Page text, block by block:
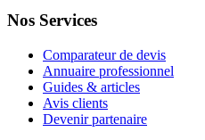
Nos Services
Comparateur de devis
Annuaire professionnel
Guides & articles
Avis clients
Devenir partenaire